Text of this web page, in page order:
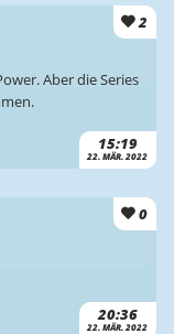
2
15:19
22. MÄR. 2022
Aber die Series
0
20:36
22. MÄR. 2022